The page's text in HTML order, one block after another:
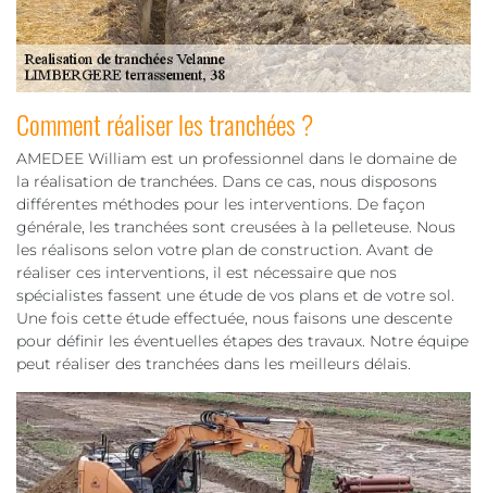
Comment réaliser les tranchées ?
AMEDEE William est un professionnel dans le domaine de
la réalisation de tranchées. Dans ce cas, nous disposons
différentes méthodes pour les interventions. De façon
générale, les tranchées sont creusées à la pelleteuse. Nous
les réalisons selon votre plan de construction. Avant de
réaliser ces interventions, il est nécessaire que nos
spécialistes fassent une étude de vos plans et de votre sol.
Une fois cette étude effectuée, nous faisons une descente
pour définir les éventuelles étapes des travaux. Notre équipe
peut réaliser des tranchées dans les meilleurs délais.